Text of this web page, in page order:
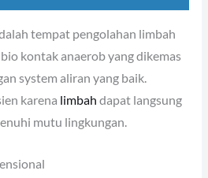
tempat pengolahan limbah
kontak anaerob yang dikemas
system aliran yang baik.
karena limbah dapat langsung
mutu lingkungan.